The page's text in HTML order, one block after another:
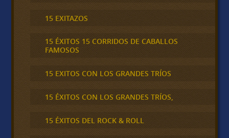
15 EXITAZOS
15 ÉXITOS 15 CORRIDOS DE CABALLOS
FAMOSOS
15 EXITOS CON LOS GRANDES TRÍOS
15 ÉXITOS CON LOS GRANDES TRÍOS,
15 ÉXITOS DEL ROCK & ROLL